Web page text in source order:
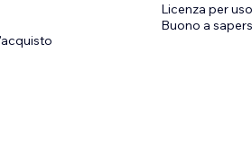
Licenza per
Buono a